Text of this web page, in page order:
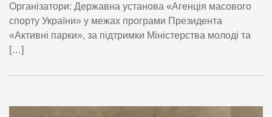
Організатори: Державна установа «Агенція масового
спорту України» у межах програми Президента
«Активні парки», за підтримки Міністерства молоді та
[…]